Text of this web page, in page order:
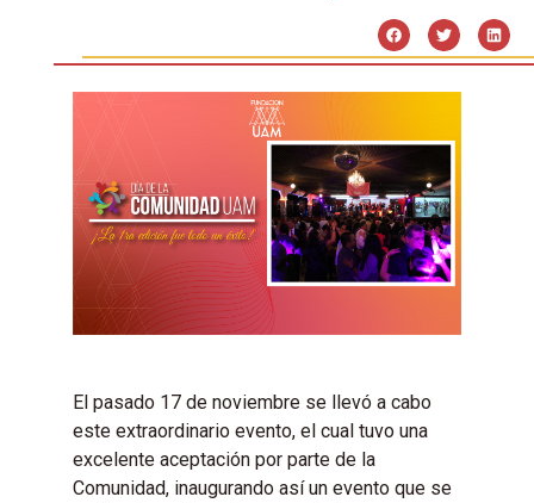
El pasado 17 de noviembre se llevó a cabo
este extraordinario evento, el cual tuvo una
excelente aceptación por parte de la
Comunidad, inaugurando así un evento que se